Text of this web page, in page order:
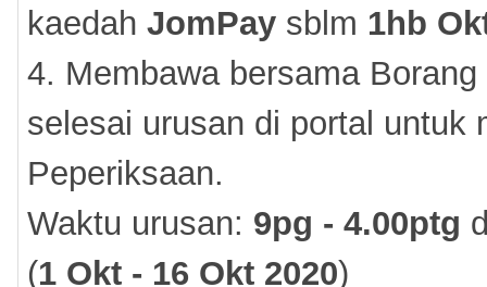
kaedah JomPay sblm 1hb
4. Membawa bersama
selesai urusan di portal untuk
Peperiksaan.
Waktu urusan: 9pg - 4.00ptg
(1 Okt - 16 Okt 2020)